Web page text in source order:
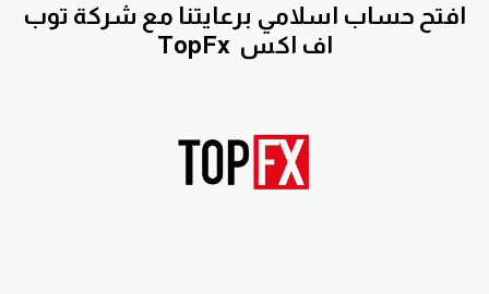
افتح حساب اسلامي برعايتنا مع شركة توب
اف اكس TopFx